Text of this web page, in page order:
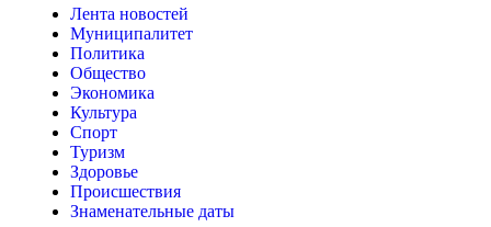
Лента новостей
Муниципалитет
Политика
Общество
Экономика
Культура
Спорт
Туризм
Здоровье
Происшествия
Знаменательные даты